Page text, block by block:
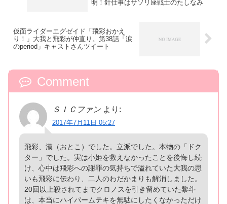
明！針仕事はサソリ座戦士のたしなみ
仮面ライダーエグゼイド「飛彩おかえ
り！」大我と飛彩が仲直り。第38話「涙
のperiod」キャストさんツイート
Comment
ＳＩＣファン より:
2017年7月11日 05:27
飛彩、漢（おとこ）でした。立派でした。本物の「ドク
ター」でした。実は小姫を救えなかったことを後悔し続
け、心中は飛彩への謝罪の気持ちで溢れていた大我の思
いも飛彩に伝わり、二人のわだかまりも解消しました。
20回以上殺されてまでクロノスを引き留めていた黎斗
は、本当にハイパームテキを無駄にしたくなかっただけ